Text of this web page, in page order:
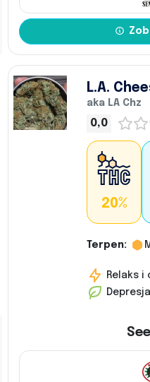
L.A.
aka LA Chz
0,0
20%
Terpen:
Relaks i
Depresja